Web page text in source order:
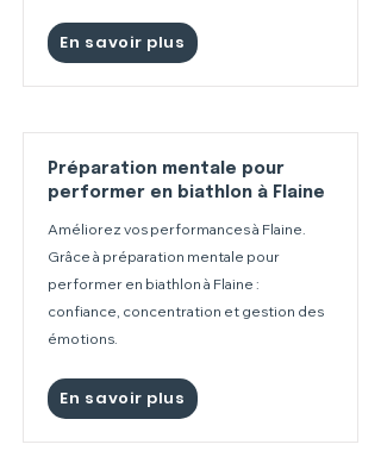
En savoir plus
Préparation mentale pour
performer en biathlon à Flaine
Améliorez vos performances à Flaine.
Grâce à préparation mentale pour
performer en biathlon à Flaine :
confiance, concentration et gestion des
émotions.
En savoir plus